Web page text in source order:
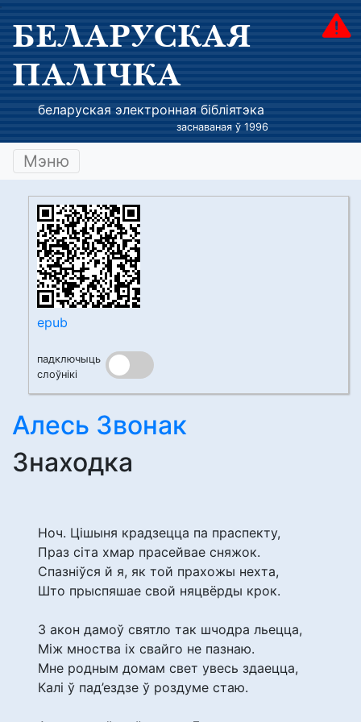
БЕЛАРУСКАЯ
ПАЛІЧКА
беларуская электронная бібліятэка
заснаваная ў 1996
Мэню
epub
падключыць
слоўнікі
Алесь Звонак
Знаходка
Ноч. Цішыня крадзецца па праспекту,
Праз сіта хмар прасейвае сняжок.
Спазніўся й я, як той прахожы нехта,
Што прыспяшае свой няцвёрды крок.
З акон дамоў святло так шчодра льецца,
Між мноства іх свайго не пазнаю.
Мне родным домам свет увесь здаецца,
Калі ў пад’ездзе ў роздуме стаю.